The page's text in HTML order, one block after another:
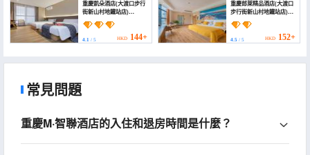
重慶凱朵酒店(大渡口步行
街新山村地鐵站店)
(Kaiduo Hotel)
4.1 / 5 HKD 144+
重慶郎萊精品酒店(大渡口
步行街新山村地鐵站店)
(Lang Lay Boutique
Hotel)
4.5/ 5 HKD 152+
常見問題
重慶M·智聯酒店的入住和退房時間是什麼？